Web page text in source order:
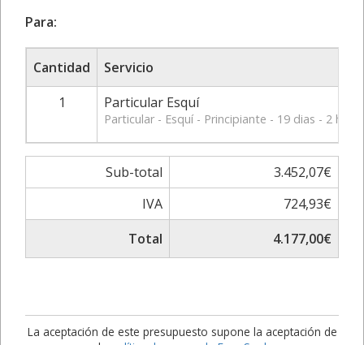
Para:
Cantidad
Servicio
1
Particular Esquí
Particular - Esquí - Principiante - 19 dias - 2
Sub-total
3.452,07€
IVA
724,93€
Total
4.177,00€
La aceptación de este presupuesto supone la aceptación de